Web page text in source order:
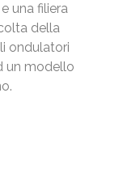
una filiera
della
ondulatori
un modello